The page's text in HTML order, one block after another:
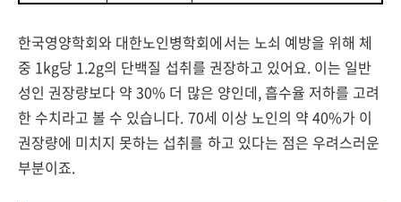
한국영양학회와 대한노인병학회에서는 노쇠 예방을 위해 체
중 1kg당 1.2g의 단백질 섭취를 권장하고 있어요. 이는 일반
성인 권장량보다 약 30% 더 많은 양인데, 흡수율 저하를 고려
한 수치라고 볼 수 있습니다. 70세 이상 노인의 약 40%가 이
권장량에 미치지 못하는 섭취를 하고 있다는 점은 우려스러운
부분이죠.